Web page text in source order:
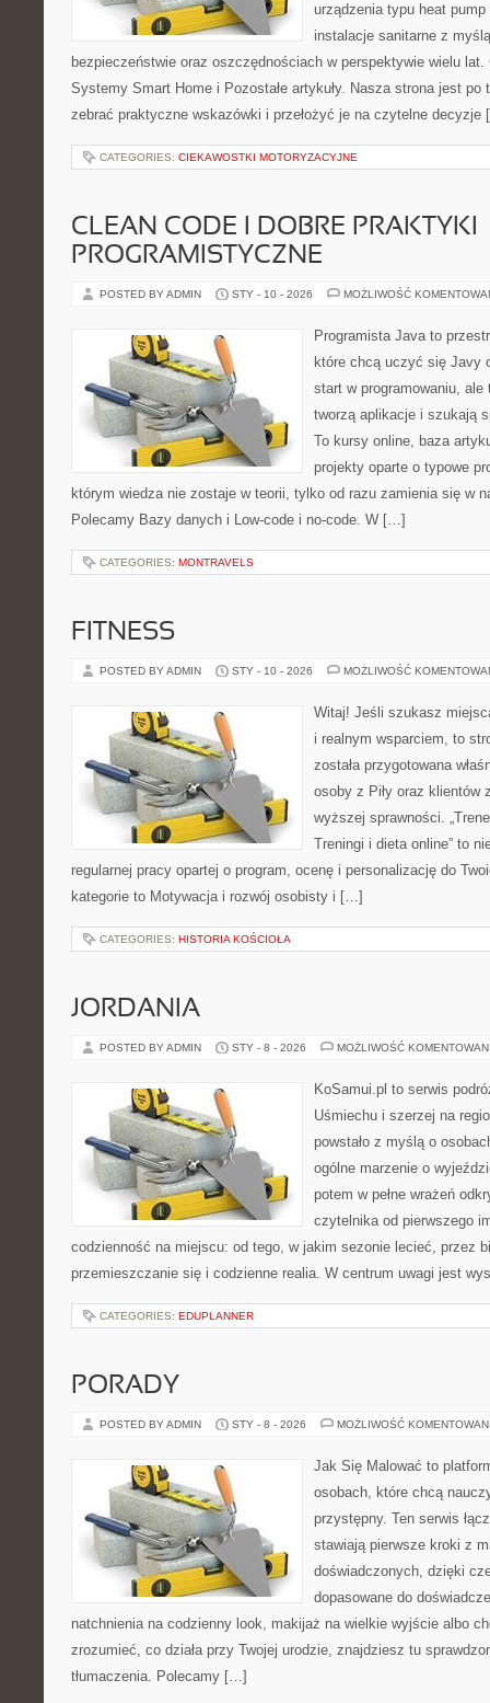
urządzenia typu heat
instalacje sanitarne z
bezpieczeństwie oraz oszczędnościach w perspektywie wielu lat.
Systemy Smart Home i Pozostałe artykuły. Nasza strona jest
zebrać praktyczne wskazówki i przełożyć je na czytelne
CATEGORIES: CIEKAWOSTKI MOTORYZACYJNE
CLEAN CODE I DOBRE PRAKTYKI
PROGRAMISTYCZNE
POSTED BY ADMIN STY - 10 - 2026 MOŻLIWOŚĆ
Programista Java to
które chcą uczyć się Javy
start w programowaniu,
tworzą aplikacje i szukają
To kursy online, baza
projekty oparte o typowe
którym wiedza nie zostaje w teorii, tylko od razu zamienia się w
Polecamy Bazy danych i Low-code i no-code. W […]
CATEGORIES: MONTRAVELS
FITNESS
POSTED BY ADMIN STY - 10 - 2026 MOŻLIWOŚĆ
Witaj! Jeśli szukasz
i realnym wsparciem, to
została przygotowana
osoby z Piły oraz klientów
wyższej sprawności.
Treningi i dieta online” to
regularnej pracy opartej o program, ocenę i personalizację do
kategorie to Motywacja i rozwój osobisty i […]
CATEGORIES: HISTORIA KOŚCIOŁA
JORDANIA
POSTED BY ADMIN STY - 8 - 2026 MOŻLIWOŚĆ
KoSamui.pl to serwis
Uśmiechu i szerzej na
powstało z myślą o
ogólne marzenie o
potem w pełne wrażeń
czytelnika od pierwszego
codzienność na miejscu: od tego, w jakim sezonie lecieć, przez
przemieszczanie się i codzienne realia. W centrum uwagi jest
CATEGORIES: EDUPLANNER
PORADY
POSTED BY ADMIN STY - 8 - 2026 MOŻLIWOŚĆ
Jak Się Malować to
osobach, które chcą
przystępny. Ten serwis
stawiają pierwsze kroki z
doświadczonych, dzięki
dopasowane do
natchnienia na codzienny look, makijaż na wielkie wyjście albo
zrozumieć, co działa przy Twojej urodzie, znajdziesz tu
tłumaczenia. Polecamy […]